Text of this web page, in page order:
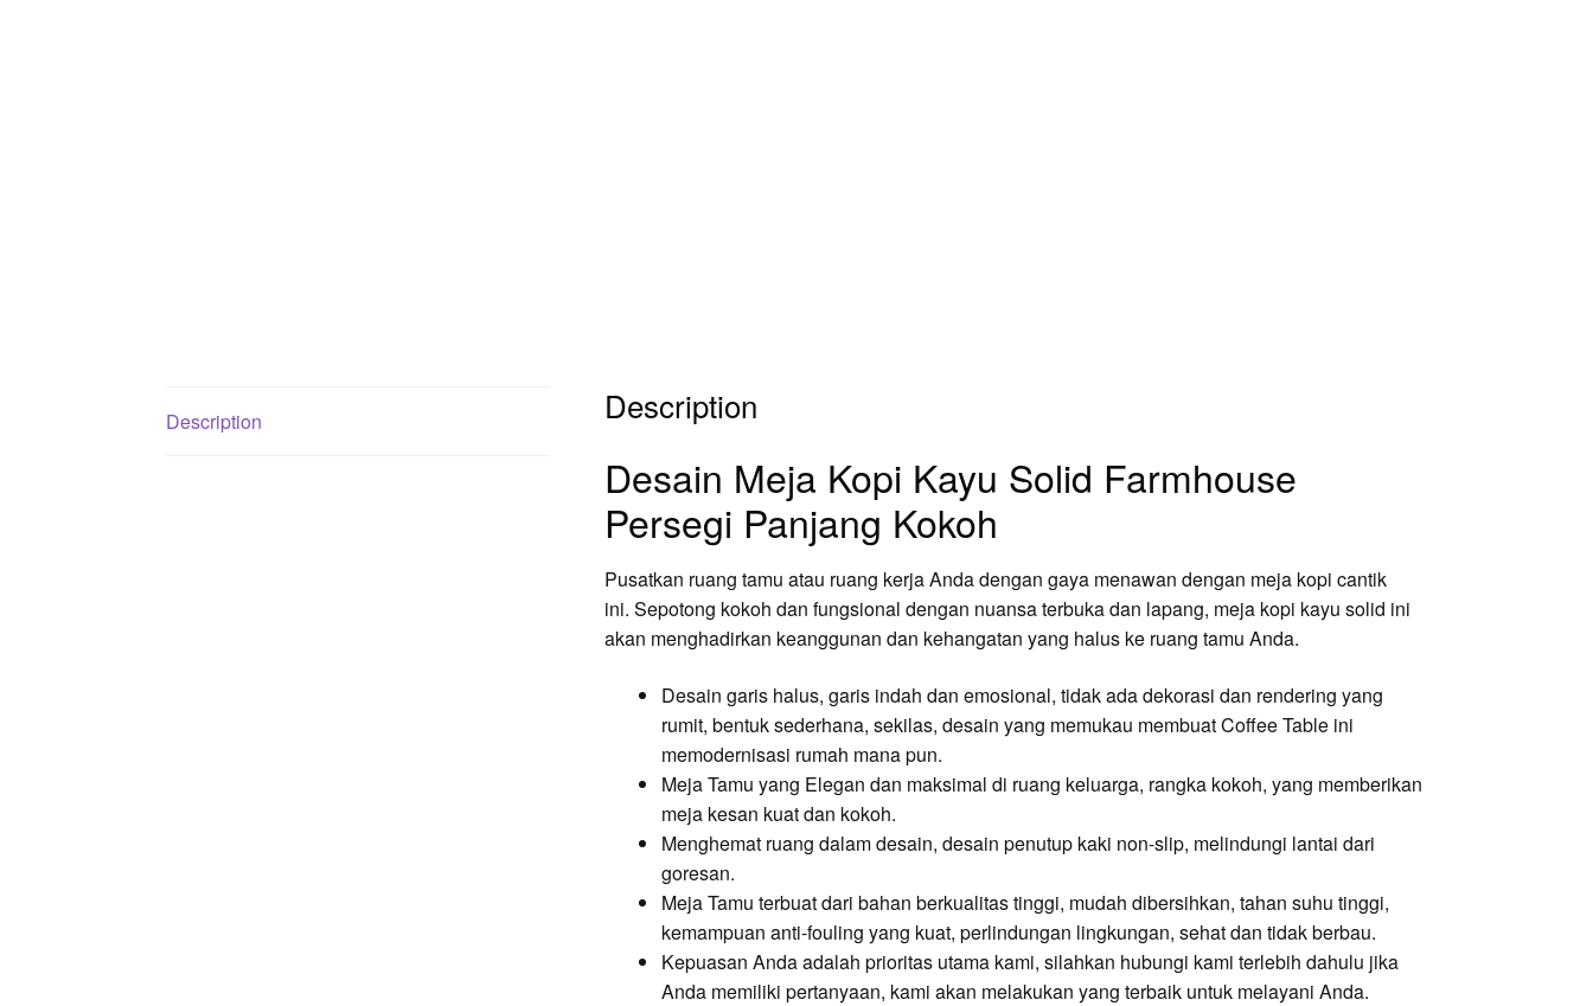
Description Description
Desain Meja Kopi Kayu Solid Farmhouse
Persegi Panjang Kokoh
Pusatkan ruang tamu atau ruang kerja Anda dengan gaya menawan dengan meja kopi cantik
ini. Sepotong kokoh dan fungsional dengan nuansa terbuka dan lapang, meja kopi kayu solid ini
akan menghadirkan keanggunan dan kehangatan yang halus ke ruang tamu Anda.
Desain garis halus, garis indah dan emosional, tidak ada dekorasi dan rendering yang
rumit, bentuk sederhana, sekilas, desain yang memukau membuat Coffee Table ini
memodernisasi rumah mana pun.
Meja Tamu yang Elegan dan maksimal di ruang keluarga, rangka kokoh, yang memberikan
meja kesan kuat dan kokoh.
Menghemat ruang dalam desain, desain penutup kaki non-slip, melindungi lantai dari
goresan.
Meja Tamu terbuat dari bahan berkualitas tinggi, mudah dibersihkan, tahan suhu tinggi,
kemampuan anti-fouling yang kuat, perlindungan lingkungan, sehat dan tidak berbau.
Kepuasan Anda adalah prioritas utama kami, silahkan hubungi kami terlebih dahulu jika
Anda memiliki pertanyaan, kami akan melakukan yang terbaik untuk melayani Anda.